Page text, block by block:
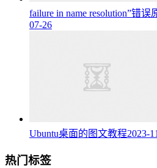
failure in name resolution”错
07-26
Ubuntu桌面的图文教程2023-
热门标签